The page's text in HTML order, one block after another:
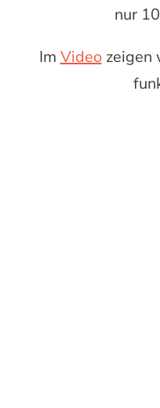
nur
Im Videozeigen